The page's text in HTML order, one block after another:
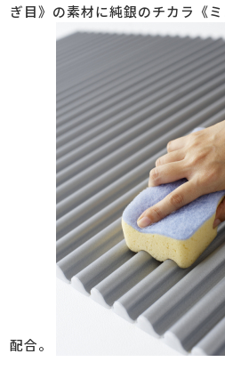
ぎ目》の素材に純銀のチカラ《
配合。